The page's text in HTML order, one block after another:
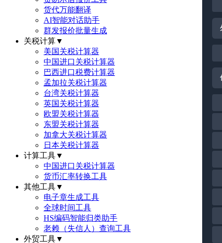
货代万能翻译
AI智能对话助手
群发报价批量生成
关税计算▼
美国关税计算器
中国进口关税计算器
巴西进口税费计算器
孟加拉关税计算器
台湾关税计算器
英国关税计算器
欧盟关税计算器
东盟关税计算器
加拿大关税计算器
日本关税计算器
计算工具▼
中国进口关税计算器
货币汇率转换工具
其他工具▼
电子章生成工具
全球时间工具
HS编码智能归类助手
老赖（失信人）查询工具
外贸工具▼